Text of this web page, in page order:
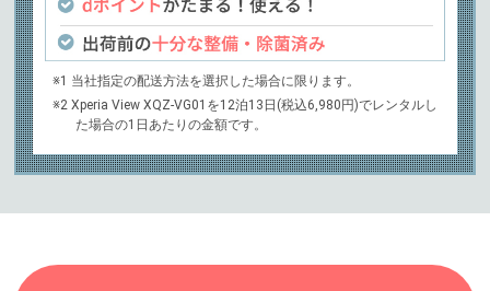
※1 当社指定の配送方法を選択した場合に限ります。
※2 Xperia View XQZ-VG01を12泊13日(税込6,980円)でレンタルし
た場合の1日あたりの金額です。